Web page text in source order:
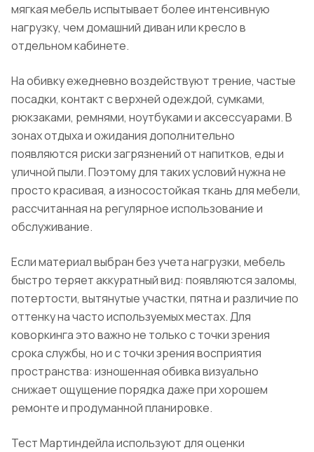
мягкая мебель испытывает более интенсивную
нагрузку, чем домашний диван или кресло в
отдельном кабинете.
На обивку ежедневно воздействуют трение, частые
посадки, контакт с верхней одеждой, сумками,
рюкзаками, ремнями, ноутбуками и аксессуарами. В
зонах отдыха и ожидания дополнительно
появляются риски загрязнений от напитков, еды и
уличной пыли. Поэтому для таких условий нужна не
просто красивая, а износостойкая ткань для мебели,
рассчитанная на регулярное использование и
обслуживание.
Если материал выбран без учета нагрузки, мебель
быстро теряет аккуратный вид: появляются заломы,
потертости, вытянутые участки, пятна и различие по
оттенку на часто используемых местах. Для
коворкинга это важно не только с точки зрения
срока службы, но и с точки зрения восприятия
пространства: изношенная обивка визуально
снижает ощущение порядка даже при хорошем
ремонте и продуманной планировке.
Тест Мартиндейла используют для оценки